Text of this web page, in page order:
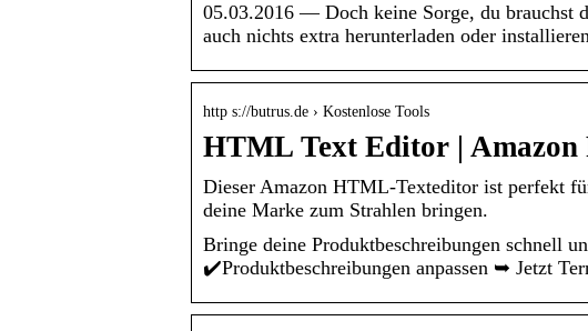
05.03.2016 — Doch keine Sorge, du brauchst
auch nichts extra herunterladen oder
http s://butrus.de › Kostenlose Tools
HTML Text Editor | Amazon
Dieser Amazon HTML-Texteditor ist perfekt
deine Marke zum Strahlen bringen.
Bringe deine Produktbeschreibungen schnell
✔️Produktbeschreibungen anpassen ➥ Jetzt